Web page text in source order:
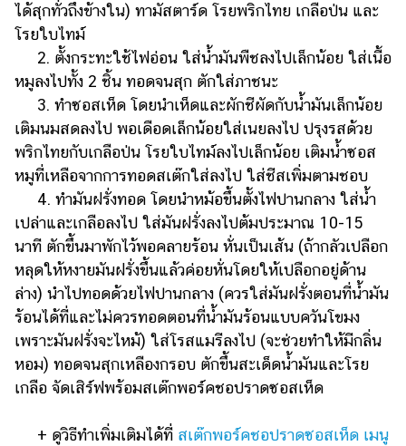
ได้สุกทั่วถึงข้างใน) ทามัสตาร์ด โรยพริกไทย เกลือป่น และ
โรยใบไทม์
2. ตั้งกระทะใช้ไฟอ่อน ใส่น้ำมันพืชลงไปเล็กน้อย ใส่เนื้อ
หมูลงไปทั้ง 2 ชิ้น ทอดจนสุก ตักใส่ภาชนะ
3. ทำซอสเห็ด โดยนำเห็ดและผักชีผัดกับน้ำมันเล็กน้อย
เติมนมสดลงไป พอเดือดเล็กน้อยใส่เนยลงไป ปรุงรสด้วย
พริกไทยกับเกลือป่น โรยใบไทม์ลงไปเล็กน้อย เติมน้ำซอส
หมูที่เหลือจากการทอดสเต๊กใส่ลงไป ใส่ชีสเพิ่มตามชอบ
4. ทำมันฝรั่งทอด โดยนำหม้อขึ้นตั้งไฟปานกลาง ใส่น้ำ
เปล่าและเกลือลงไป ใส่มันฝรั่งลงไปต้มประมาณ 10-15
นาที ตักขึ้นมาพักไว้พอคลายร้อน หั่นเป็นเส้น (ถ้ากลัวเปลือก
หลุดให้หงายมันฝรั่งขึ้นแล้วค่อยหั่นโดยให้เปลือกอยู่ด้าน
ล่าง) นำไปทอดด้วยไฟปานกลาง (ควรใส่มันฝรั่งตอนที่น้ำมัน
ร้อนได้ที่และไม่ควรทอดตอนที่น้ำมันร้อนแบบควันโขมง
เพราะมันฝรั่งจะไหม้) ใส่โรสแมรีลงไป (จะช่วยทำให้มีกลิ่น
หอม) ทอดจนสุกเหลืองกรอบ ตักขึ้นสะเด็ดน้ำมันและโรย
เกลือ จัดเสิร์ฟพร้อมสเต๊กพอร์คชอปราดซอสเห็ด
+ ดูวิธีทำเพิ่มเติมได้ที่ สเต๊กพอร์คชอปราดซอสเห็ด เมนู